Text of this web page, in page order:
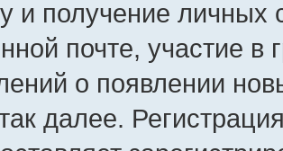
и получение
почте, участие в
о появлении
далее.